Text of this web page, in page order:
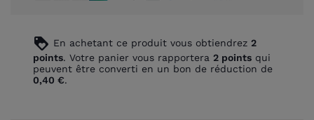
loyalty En achetant ce produit vous obtiendrez 2
points. Votre panier vous rapportera 2 points qui
peuvent être converti en un bon de réduction de
0,40 €.